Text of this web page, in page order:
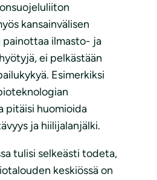
kansainvälisen
ilmasto- ja
ei pelkästään
Esimerkiksi
pitäisi huomioida
ja hiilijalanjälki.
tulisi selkeästi todeta,
keskiössä on